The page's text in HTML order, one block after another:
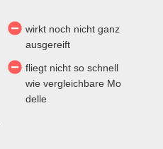
wirkt noch nicht ganz
ausgereift
fliegt nicht so schnell
wie vergleichbare Mo
delle